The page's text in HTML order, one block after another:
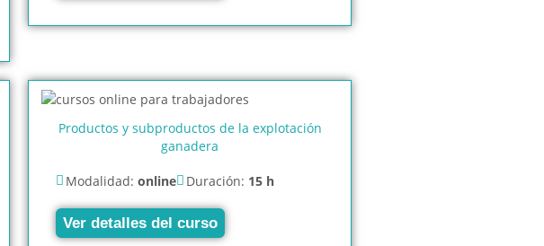
Productos y subproductos de la explotación
ganadera
Modalidad: online Duración: 15 h
Ver detalles del curso